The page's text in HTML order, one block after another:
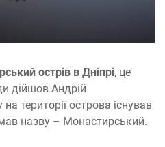
острів в Дніпрі, це
дійшов Андрій
території острова існував
назву – Монастирський.